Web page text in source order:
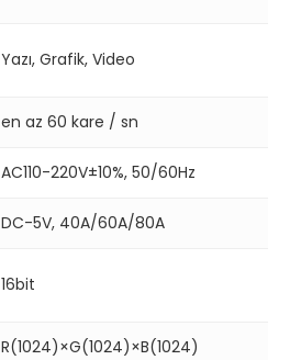
Yazı, Grafik, Video
en az 60 kare / sn
AC110-220V±10%, 50/60Hz
DC-5V, 40A/60A/80A
16bit
R(1024)×G(1024)×B(1024)